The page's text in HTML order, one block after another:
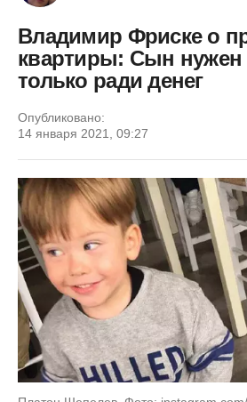
Владимир Фриске о
квартиры: Сын
только ради денег
Опубликовано:
14 января 2021, 09:27